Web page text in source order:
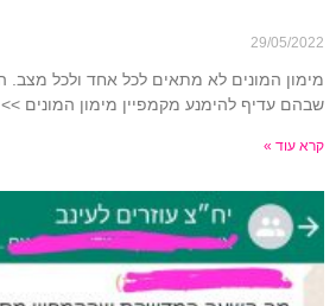
29/05/2022
שבהם עדיף להימנע מקמפיין מימון המונים >>
קרא עוד »